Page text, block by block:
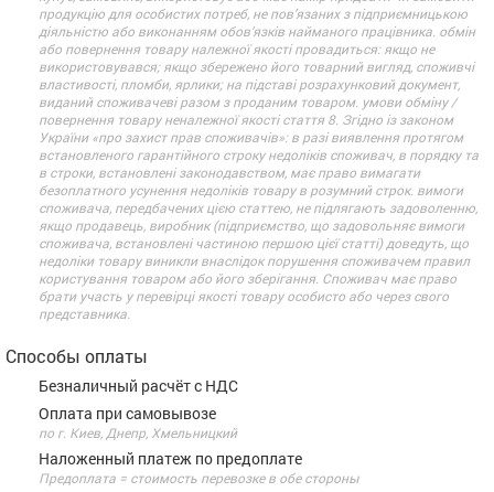
продукцію для особистих потреб, не пов’язаних з підприємницькою
діяльністю або виконанням обов’язків найманого працівника. обмін
або повернення товару належної якості провадиться: якщо не
використовувався; якщо збережено його товарний вигляд, споживчі
властивості, пломби, ярлики; на підставі розрахунковий документ,
виданий споживачеві разом з проданим товаром. умови обміну /
повернення товару неналежної якості стаття 8. Згідно із законом
України «про захист прав споживачів»: в разі виявлення протягом
встановленого гарантійного строку недоліків споживач, в порядку та
в строки, встановлені законодавством, має право вимагати
безоплатного усунення недоліків товару в розумний строк. вимоги
споживача, передбачених цією статтею, не підлягають задоволенню,
якщо продавець, виробник (підприємство, що задовольняє вимоги
споживача, встановлені частиною першою цієї статті) доведуть, що
недоліки товару виникли внаслідок порушення споживачем правил
користування товаром або його зберігання. Споживач має право
брати участь у перевірці якості товару особисто або через свого
представника.
Способы оплаты
Безналичный расчёт с НДС
Оплата при самовывозе
по г. Киев, Днепр, Хмельницкий
Наложенный платеж по предоплате
Предоплата = стоимость перевозке в обе стороны